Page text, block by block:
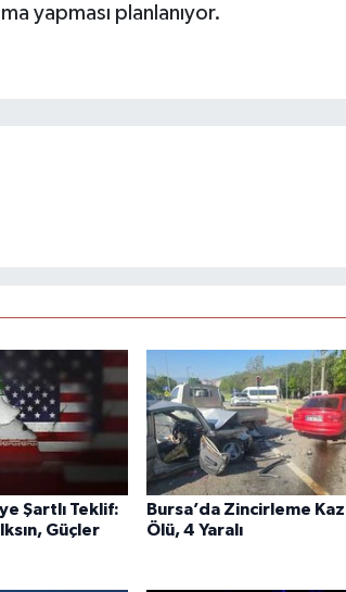
yapması planlanıyor.
Şartlı Teklif:
Güçler
Bursa’da Zincirleme
Ölü, 4 Yaralı